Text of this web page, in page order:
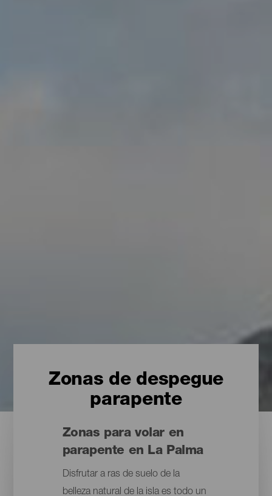
Zonas de despegue
parapente
Zonas para volar en
parapente en La Palma
Disfrutar a ras de suelo de la
belleza natural de la isla es todo un